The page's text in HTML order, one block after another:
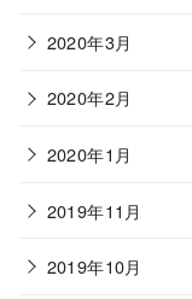
2020年3月
2020年2月
2020年1月
2019年11月
2019年10月